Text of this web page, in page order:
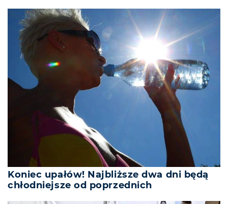
Koniec upałów! Najbliższe dwa dni będą
chłodniejsze od poprzednich